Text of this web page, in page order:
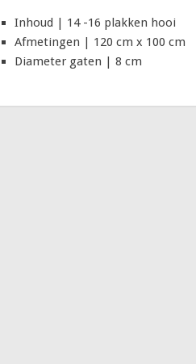
Inhoud | 14 -16 plakken hooi
Afmetingen | 120 cm x 100 cm
Diameter gaten | 8 cm